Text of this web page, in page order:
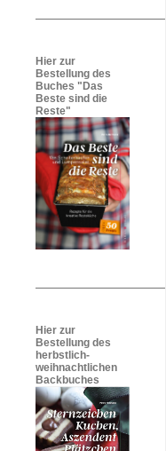
Hier zur
Bestellung des
Buches "Das
Beste sind die
Reste"
Hier zur
Bestellung des
herbstlich-
weihnachtlichen
Backbuches